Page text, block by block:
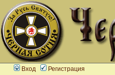
Вход Регистрация